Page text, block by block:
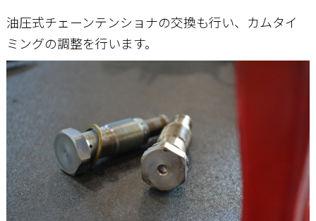
油圧式チェーンテンショナの交換も行い、カムタイ
ミングの調整を行います。